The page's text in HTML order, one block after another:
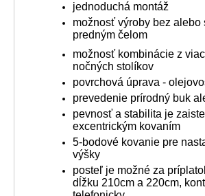
jednoduchá montáž
možnosť výroby bez alebo
predným čelom
možnosť kombinácie z
nočných stolíkov
povrchová úprava -
prevedenie prírodný buk
pevnosť a stabilita je
excentrickým kovaním
5-bodové kovanie pre
výšky
posteľ je možné za
dĺžku 210cm a 220cm,